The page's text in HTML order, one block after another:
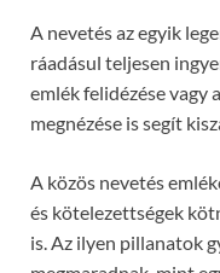
A nevetés az egyik
ráadásul teljesen
emlék felidézése vagy
megnézése is segít
A közös nevetés
és kötelezettségek
is. Az ilyen pillanatok